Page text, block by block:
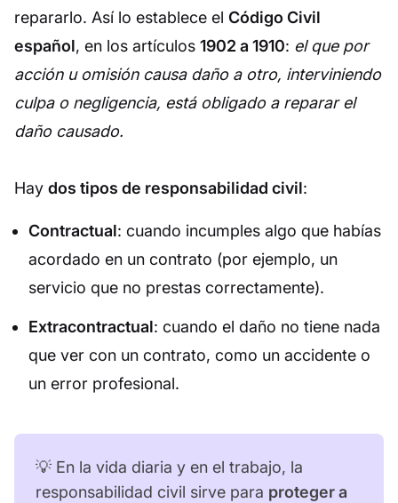
repararlo. Así lo establece el Código Civil
español, en los artículos 1902 a 1910: el que por
acción u omisión causa daño a otro, interviniendo
culpa o negligencia, está obligado a reparar el
daño causado.
Hay dos tipos de responsabilidad civil:
Contractual: cuando incumples algo que habías
acordado en un contrato (por ejemplo, un
servicio que no prestas correctamente).
Extracontractual: cuando el daño no tiene nada
que ver con un contrato, como un accidente o
un error profesional.
💡 En la vida diaria y en el trabajo, la
responsabilidad civil sirve para proteger a